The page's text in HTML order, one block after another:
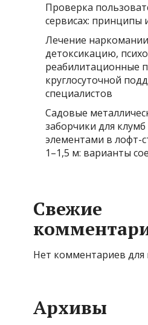
Проверка
сервисах: принципы
Лечение
детоксикацию,
реабилитационные
круглосуточной
специалистов
Садовые
заборчики для
элементами в лофт-
1–1,5 м: варианты
Свежие
Нет комментариев для
Архивы